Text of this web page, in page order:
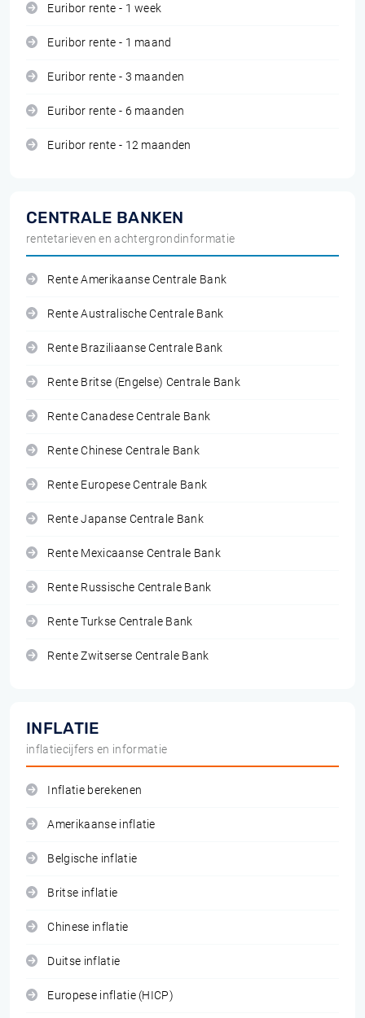
Euribor rente - 1 week
Euribor rente - 1 maand
Euribor rente - 3 maanden
Euribor rente - 6 maanden
Euribor rente - 12 maanden
CENTRALE BANKEN
rentetarieven en achtergrondinformatie
Rente Amerikaanse Centrale Bank
Rente Australische Centrale Bank
Rente Braziliaanse Centrale Bank
Rente Britse (Engelse) Centrale Bank
Rente Canadese Centrale Bank
Rente Chinese Centrale Bank
Rente Europese Centrale Bank
Rente Japanse Centrale Bank
Rente Mexicaanse Centrale Bank
Rente Russische Centrale Bank
Rente Turkse Centrale Bank
Rente Zwitserse Centrale Bank
INFLATIE
inflatiecijfers en informatie
Inflatie berekenen
Amerikaanse inflatie
Belgische inflatie
Britse inflatie
Chinese inflatie
Duitse inflatie
Europese inflatie (HICP)